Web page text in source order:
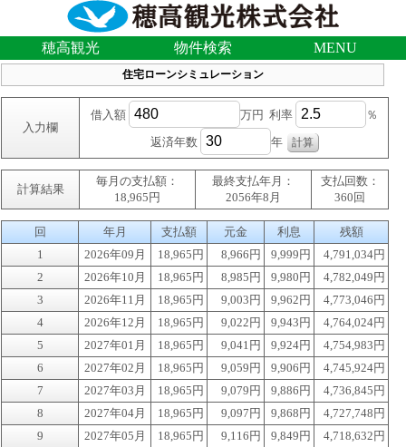
穂高観光 物件検索 MENU
住宅ローンシミュレーション
入力欄
借入額 万円 利率
％
返済年数
年
計算結果
毎月の支払額：
18,965円
最終支払年月：
2056年8月
支払回数：
360回
回 年月 支払額 元金 利息
残額
1
2026年09月 18,965円 8,966円 9,999円
4,791,034円
2
2026年10月 18,965円 8,985円 9,980円
4,782,049円
3
2026年11月 18,965円 9,003円 9,962円
4,773,046円
4
2026年12月 18,965円 9,022円 9,943円
4,764,024円
5
2027年01月 18,965円 9,041円 9,924円
4,754,983円
6
2027年02月 18,965円 9,059円 9,906円
4,745,924円
7
2027年03月 18,965円 9,079円 9,886円
4,736,845円
8
2027年04月 18,965円 9,097円 9,868円
4,727,748円
9
2027年05月 18,965円 9,116円 9,849円
4,718,632円